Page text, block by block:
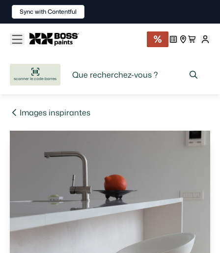
scanner le code-barres
Images inspirantes
Sync with Contentful